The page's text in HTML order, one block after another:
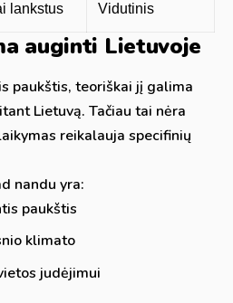
lankstus Vidutinis
auginti Lietuvoje
paukštis, teoriškai jį galima
Lietuvą. Tačiau tai nėra
reikalauja specifinių
nandu yra:
paukštis
klimato
judėjimui